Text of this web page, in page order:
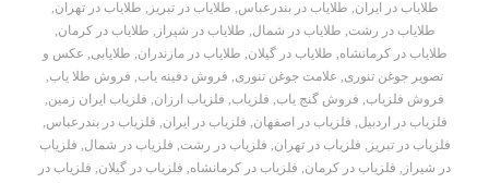
طلایاب در ایران, طلایاب در بندرعباس, طلایاب در تبریز , طلایاب در تهران,
طلایاب در رشت, طلایاب در شمال, طلایاب در شیراز , طلایاب در کرمان,
طلایاب در کرمانشاه, طلایاب در گیلان, طلایاب در مازندران, طلایابی, عکس و
تصویر جوغن تنوری, علامت جوغن تنوری, فروش دفینه یاب, فروش طلا یاب,
فروش فلزیاب, فروش گنج یاب, فلزیاب, فلزیاب ارزان, فلزیاب ایران زمین,
فلزیاب در اردبیل, فلزیاب در اصفهان, فلزیاب در ایران, فلزیاب در بندرعباس,
فلزیاب در تبریز , فلزیاب در تهران, فلزیاب در رشت, فلزیاب در شمال, فلزیاب
در شیراز , فلزیاب در کرمان, فلزیاب در کرمانشاه, فلزیاب در گیلان, فلزیاب در